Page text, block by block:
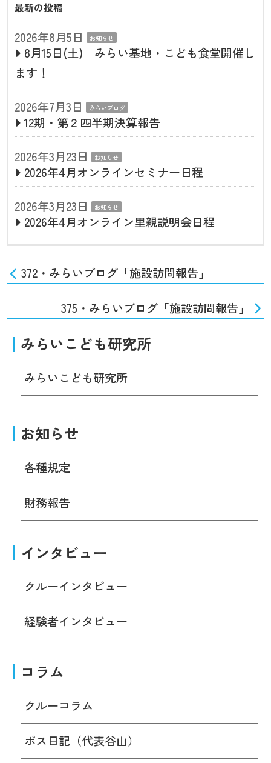
最新の投稿
2026年8月5日 お知らせ
8月15日(土) みらい基地・こども食堂開催し
ます！
2026年7月3日
みらいブログ
12期・第２四半期決算報告
2026年3月23日
お知らせ
2026年4月オンラインセミナー日程
2026年3月23日
お知らせ
2026年4月オンライン里親説明会日程
372・みらいブログ「施設訪問報告」
375・みらいブログ「施設訪問報告」
みらいこども研究所
みらいこども研究所
お知らせ
各種規定
財務報告
インタビュー
クルーインタビュー
経験者インタビュー
コラム
クルーコラム
ボス日記（代表谷山）